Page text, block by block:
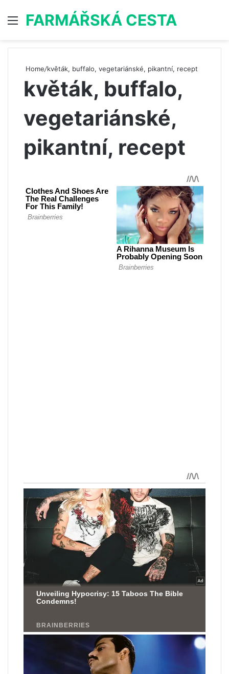
Menu
FARMÁŘSKÁ CESTA
Home/květák, buffalo, vegetariánské, pikantní, recept
květák, buffalo,
vegetariánské,
pikantní, recept